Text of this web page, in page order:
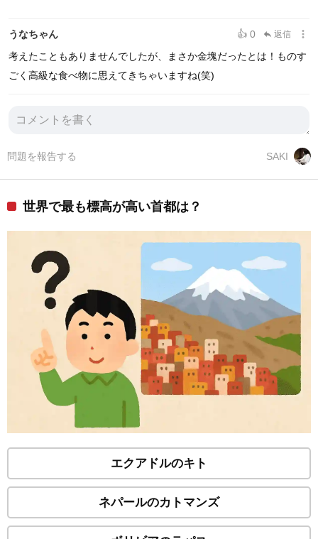
うなちゃん 👍 0 reply 返信 more_vert
考えたこともありませんでしたが、まさか金塊だったとは！ものす
ごく高級な食べ物に思えてきちゃいますね(笑)
SAKI
問題を報告する
世界で最も標高が高い首都は？
エクアドルのキト
ネパールのカトマンズ